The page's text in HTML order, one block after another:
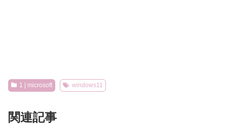
1 | microsoft windows11
関連記事